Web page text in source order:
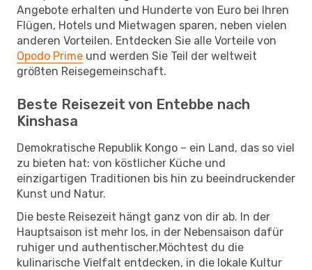
Angebote erhalten und Hunderte von Euro bei Ihren
Flügen, Hotels und Mietwagen sparen, neben vielen
anderen Vorteilen. Entdecken Sie alle Vorteile von
Opodo Prime und werden Sie Teil der weltweit
größten Reisegemeinschaft.
Beste Reisezeit von Entebbe nach
Kinshasa
Demokratische Republik Kongo – ein Land, das so viel
zu bieten hat: von köstlicher Küche und
einzigartigen Traditionen bis hin zu beeindruckender
Kunst und Natur.
Die beste Reisezeit hängt ganz von dir ab. In der
Hauptsaison ist mehr los, in der Nebensaison dafür
ruhiger und authentischer.Möchtest du die
kulinarische Vielfalt entdecken, in die lokale Kultur